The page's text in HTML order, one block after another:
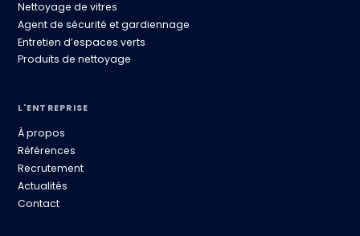
Nettoyage de vitres
Agent de sécurité et gardiennage
Entretien d’espaces verts
Produits de nettoyage
L'ENTREPRISE
À propos
Références
Recrutement
Actualités
Contact